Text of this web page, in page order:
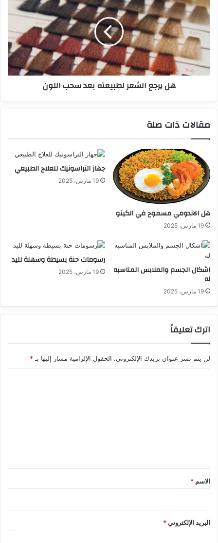
هل يرجع الشعر لطبيعته بعد سحب اللون
مقالات ذات صلة
هل الاندومي مسموح في الكيتو
19 مارس، 2025
جهاز التراسونيك للعلاج الطبيعي
19 مارس، 2025
اشكال الجسم والملابس المناسبه
له
19 مارس، 2025
رسومات حنة بسيطة وسهلة لليد
19 مارس، 2025
اترك تعليقاً
لن يتم نشر عنوان بريدك الإلكتروني. الحقول الإلزامية مشار إليها بـ *
*
الاسم *
البريد الإلكتروني*